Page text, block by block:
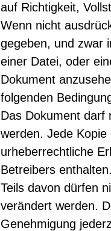
auf Richtigkeit,
Wenn nicht
gegeben, und zwar
einer Datei, oder
Dokument
folgenden
Das Dokument darf
werden. Jede
urheberrechtliche
Betreibers
Teils davon dürfen
verändert werden.
Genehmigung